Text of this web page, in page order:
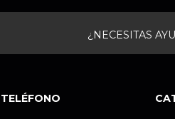
¿NECESITAS
TELÉFONO